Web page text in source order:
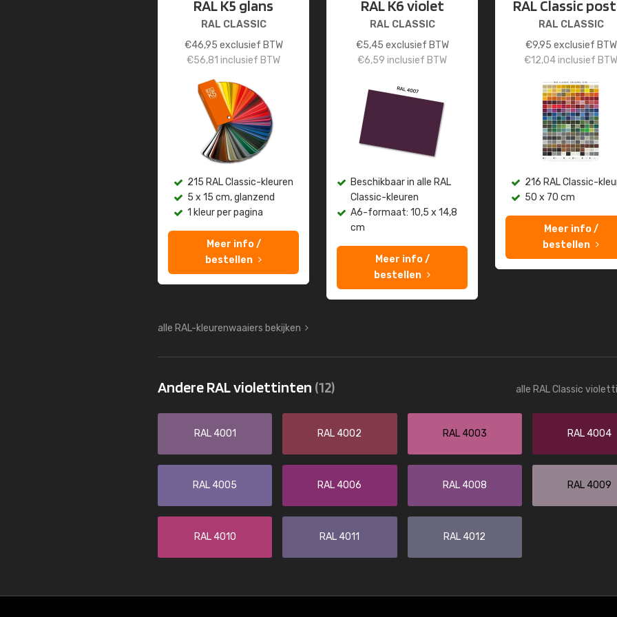
RAL K5 glans
RAL CLASSIC
€46,95 exclusief BTW
€56,81 inclusief BTW
215 RAL Classic-kleuren
5 x 15 cm, glanzend
1 kleur per pagina
Meer info /
bestellen
RAL K6 violet
RAL CLASSIC
€5,45 exclusief BTW
€6,59 inclusief BTW
Beschikbaar in alle RAL
Classic-kleuren
A6-formaat: 10,5 x 14,8
cm
Meer info /
bestellen
RAL Classic
RAL CLASSIC
€9,95 exclusief BTW
€12,04inclusief BTW
216 RAL Classic-
50 x 70 cm
Meer info /
bestellen
alle RAL-kleurenwaaiers bekijken
Andere RAL violettinten (12) alle RAL Classic
RAL 4001 RAL 4002 RAL 4003 RAL 4004
RAL 4005 RAL 4006 RAL 4008 RAL 4009
RAL 4010 RAL 4011 RAL 4012